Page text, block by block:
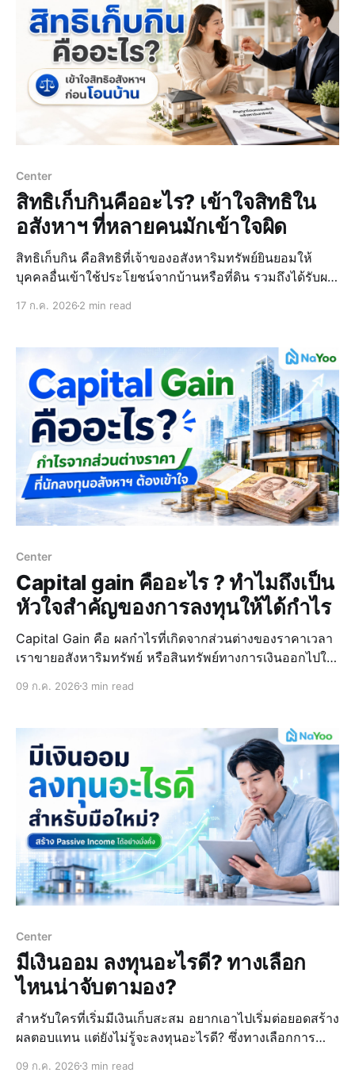
Center
สิทธิเก็บกินคืออะไร? เข้าใจสิทธิใน
อสังหาฯ ที่หลายคนมักเข้าใจผิด
สิทธิเก็บกิน คือสิทธิที่เจ้าของอสังหาริมทรัพย์ยินยอมให้
บุคคลอื่นเข้าใช้ประโยชน์จากบ้านหรือที่ดิน รวมถึงได้รับผล
17 ก.ค. 2026 2 min read
Center
Capital gain คืออะไร ? ทำไมถึงเป็น
หัวใจสำคัญของการลงทุนให้ได้กำไร
Capital Gain คือ ผลกำไรที่เกิดจากส่วนต่างของราคาเวลา
เราขายอสังหาริมทรัพย์ หรือสินทรัพย์ทางการเงินออกไปใน
ล้าน ผ่านไป 3 ปี ขายได้ 2.5 ล้าน ส่วนต่าง 500,000 บาทนี้
09 ก.ค. 2026 3 min read
Center
มีเงินออม ลงทุนอะไรดี? ทางเลือก
ไหนน่าจับตามอง?
สำหรับใครที่เริ่มมีเงินเก็บสะสม อยากเอาไปเริ่มต่อยอดสร้าง
ผลตอบแทน แต่ยังไม่รู้จะลงทุนอะไรดี? ซึ่งทางเลือกการ
มาก การตัดสินใจเลือกสินทรัพย์จึงไม่ได้ขึ้นอยู่กับแค่กำไร
09 ก.ค. 2026 3 min read